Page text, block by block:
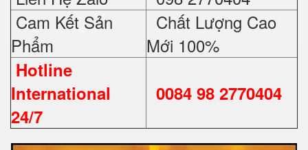
Cam Kết Sản
Phẩm
Chất Lượng Cao
Mới 100%
Hotline
International
24/7
0084 98 2770404